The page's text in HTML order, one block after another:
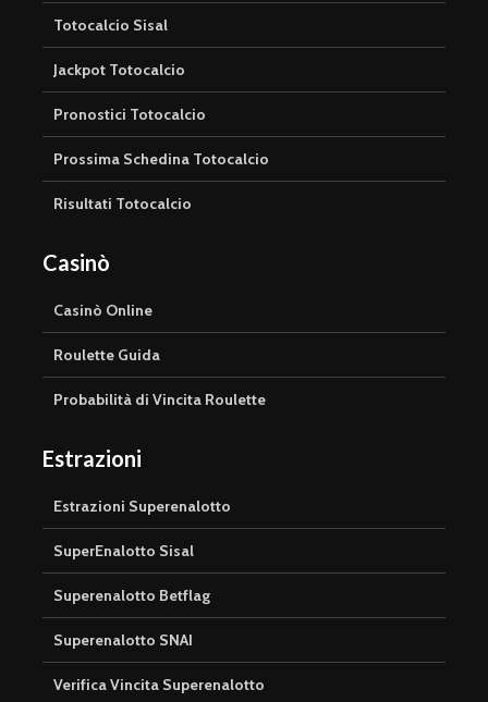
Totocalcio Sisal
Jackpot Totocalcio
Pronostici Totocalcio
Prossima Schedina Totocalcio
Risultati Totocalcio
Casinò
Casinò Online
Roulette Guida
Probabilità di Vincita Roulette
Estrazioni
Estrazioni Superenalotto
SuperEnalotto Sisal
Superenalotto Betflag
Superenalotto SNAI
Verifica Vincita Superenalotto